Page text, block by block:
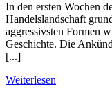
In den ersten Wochen
Handelslandschaft
aggressivsten Formen
Geschichte. Die
[...]
Weiterlesen